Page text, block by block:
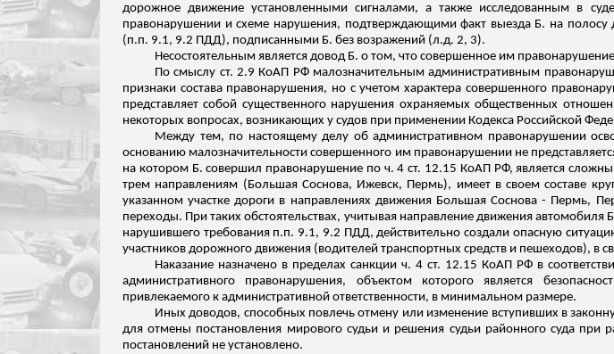
дорожное движение установленными сигналами, а также исследованным в
правонарушении и схеме нарушения, подтверждающими факт выезда Б. на полосу
(п.п. 9.1, 9.2 ПДД), подписанными Б. без возражений (л.д. 2, 3).
Несостоятельным является довод Б. о том, что совершенное им
По смыслу ст. 2.9 КоАП РФ малозначительным административным
признаки состава правонарушения, но с учетом характера совершенного
представляет собой существенного нарушения охраняемых общественных
некоторых вопросах, возникающих у судов при применении Кодекса Российской
Между тем, по настоящему делу об административном правонарушении
основанию малозначительности совершенного им правонарушении не
на котором Б. совершил правонарушение по ч. 4 ст. 12.15 КоАП РФ, является
трем направлениям (Большая Соснова, Ижевск, Пермь), имеет в своем составе
указанном участке дороги в направлениях движения Большая Соснова - Пермь,
переходы. При таких обстоятельствах, учитывая направление движения
нарушившего требования п.п. 9.1, 9.2 ПДД, действительно создали опасную
участников дорожного движения (водителей транспортных средств и пешеходов), в
Наказание назначено в пределах санкции ч. 4 ст. 12.15 КоАП РФ в
административного правонарушения, объектом которого является
привлекаемого к административной ответственности, в минимальном размере.
Иных доводов, способных повлечь отмену или изменение вступивших в
для отмены постановления мирового судьи и решения судьи районного суда
постановлений не установлено.